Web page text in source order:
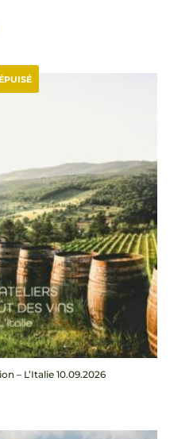
– L’Italie 10.09.2026